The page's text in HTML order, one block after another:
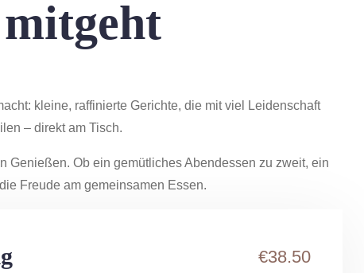
kleine, raffinierte Gerichte, die mit viel Leidenschaft
– direkt am Tisch.
Genießen. Ob ein gemütliches Abendessen zu zweit, ein
Freude am gemeinsamen Essen.
€38.50